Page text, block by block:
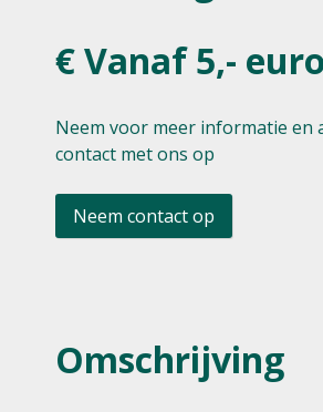
€ Vanaf 5,- euro
Neem voor meer informatie en
contact met ons op
Neem contact op
Omschrijving